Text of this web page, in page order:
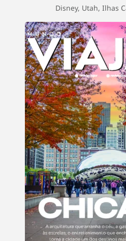
Disney, Utah, Ilhas